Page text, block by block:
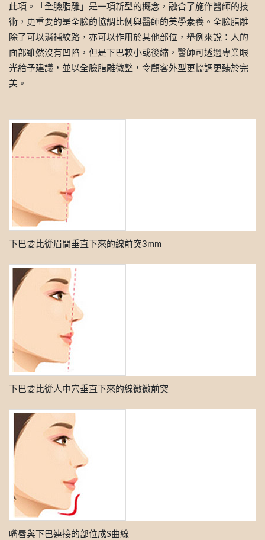
此項。「全臉脂雕」是一項新型的概念，融合了施作醫師的技
術，更重要的是全臉的協調比例與醫師的美學素養。全臉脂雕
除了可以消補紋路，亦可以作用於其他部位，舉例來說：人的
面部雖然沒有凹陷，但是下巴較小或後縮，醫師可透過專業眼
光給予建議，並以全臉脂雕微整，令顧客外型更協調更臻於完
美。
下巴要比從眉間垂直下來的線前突3mm
下巴要比從人中穴垂直下來的線微微前突
嘴唇與下巴連接的部位成S曲線